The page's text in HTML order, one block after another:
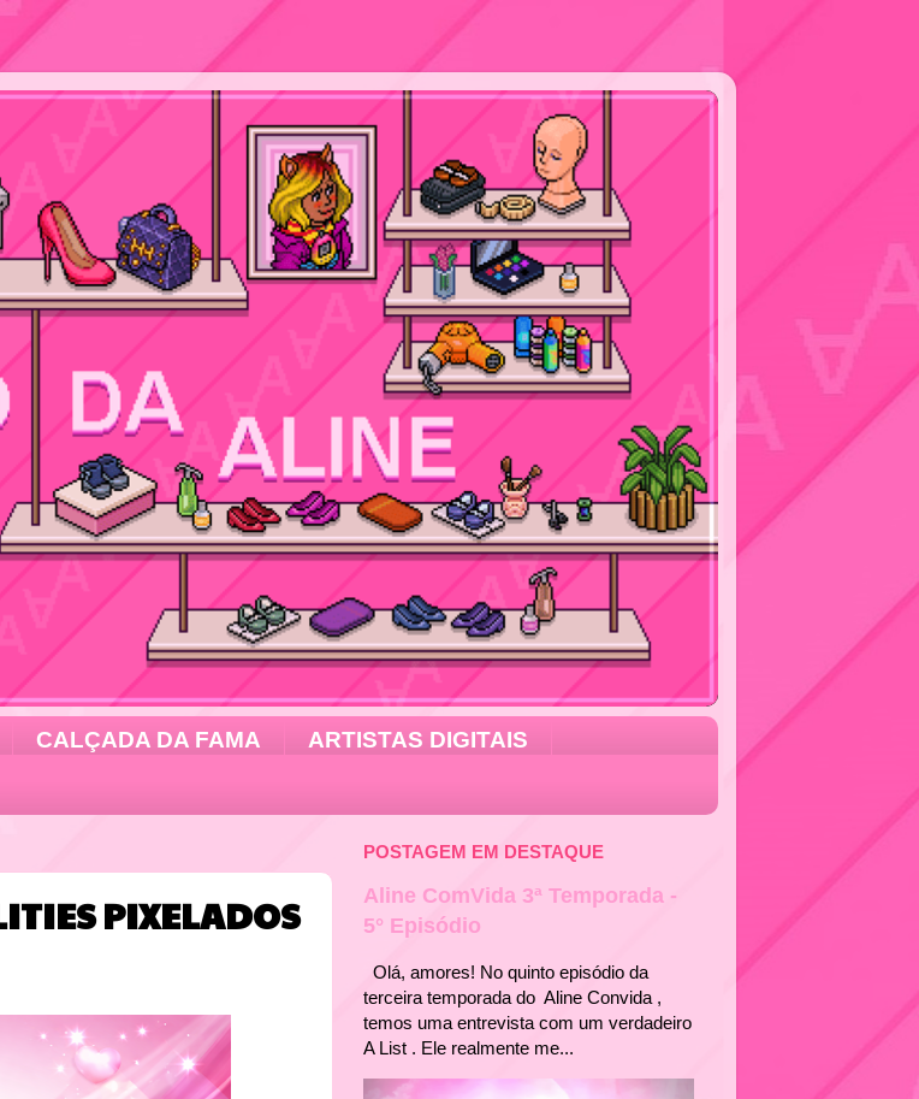
CALÇADA DA FAMA
ARTISTAS DIGITAIS
PIXELADOS
POSTAGEM EM DESTAQUE
Aline ComVida 3ª Temporada -
5° Episódio
Olá, amores! No quinto episódio da
terceira temporada do Aline Convida ,
temos uma entrevista com um verdadeiro
A List . Ele realmente me...